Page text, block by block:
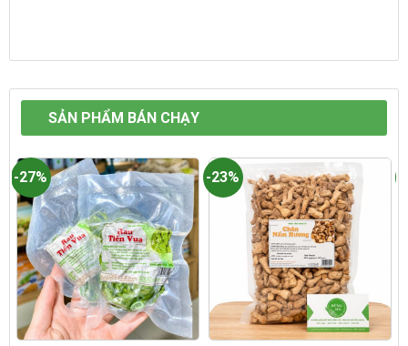
SẢN PHẨM BÁN CHẠY
-27% -23%